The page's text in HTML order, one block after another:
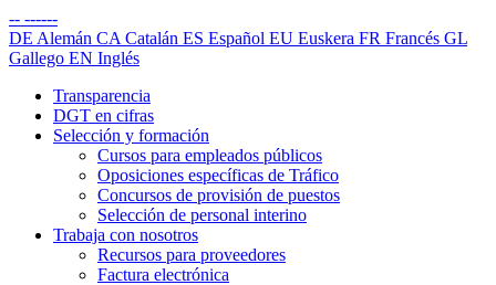
-- ------
DE Alemán CA Catalán ES Español EU Euskera FR Francés GL
Gallego EN Inglés
Transparencia
DGT en cifras
Selección y formación
Cursos para empleados públicos
Oposiciones específicas de Tráfico
Concursos de provisión de puestos
Selección de personal interino
Trabaja con nosotros
Recursos para proveedores
Factura electrónica